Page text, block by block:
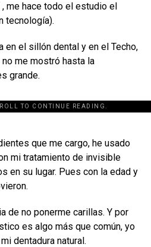
, me hace todo el estudio el
tecnología).
en el sillón dental y en el Techo,
me mostró hasta la
grande.
TO CONTINUE READING.
id="243463"]
que me cargo, he usado
mi tratamiento de invisible
en su lugar. Pues con la edad y
de no ponerme carillas. Y por
es algo más que común, yo
dentadura natural.